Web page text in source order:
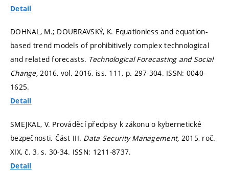
Detail
DOHNAL, M.; DOUBRAVSKÝ, K. Equationless and equation-
based trend models of prohibitively complex technological
and related forecasts. Technological Forecasting and Social
Change,2016, vol. 2016, iss. 111, p. 297-304. ISSN: 0040-
1625.
Detail
SMEJKAL, V. Prováděcí předpisy k zákonu o kybernetické
bezpečnosti. Část III. Data Security Management, 2015, roč.
XIX, č. 3,s. 30-34. ISSN: 1211-8737.
Detail